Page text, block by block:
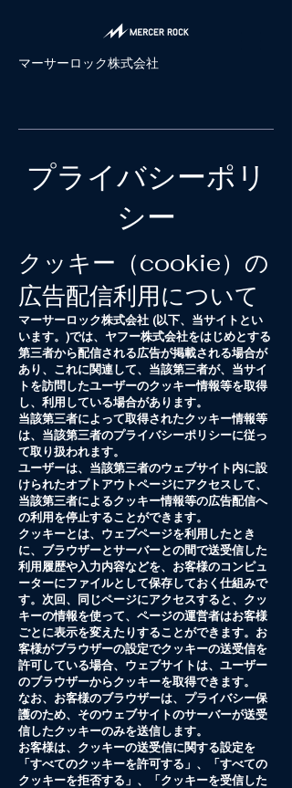
​マーサーロック株式会社
​プライバシーポリ
シー
クッキー（cookie）の
広告配信利用について
マーサーロック株式会社 (以下、当サイトとい
います。)では、ヤフー株式会社をはじめとする
第三者から配信される広告が掲載される場合が
あり、これに関連して、当該第三者が、当サイ
トを訪問したユーザーのクッキー情報等を取得
し、利用している場合があります。
当該第三者によって取得されたクッキー情報等
は、当該第三者のプライバシーポリシーに従っ
て取り扱われます。
ユーザーは、当該第三者のウェブサイト内に設
けられたオプトアウトページにアクセスして、
当該第三者によるクッキー情報等の広告配信へ
の利用を停止することができます。
クッキーとは、ウェブページを利用したとき
に、ブラウザーとサーバーとの間で送受信した
利用履歴や入力内容などを、お客様のコンピュ
ーターにファイルとして保存しておく仕組みで
す。次回、同じページにアクセスすると、クッ
キーの情報を使って、ページの運営者はお客様
ごとに表示を変えたりすることができます。お
客様がブラウザーの設定でクッキーの送受信を
許可している場合、ウェブサイトは、ユーザー
のブラウザーからクッキーを取得できます。
なお、お客様のブラウザーは、プライバシー保
護のため、そのウェブサイトのサーバーが送受
信したクッキーのみを送信します。
お客様は、クッキーの送受信に関する設定を
「すべてのクッキーを許可する」、「すべての
クッキーを拒否する」、「クッキーを受信した